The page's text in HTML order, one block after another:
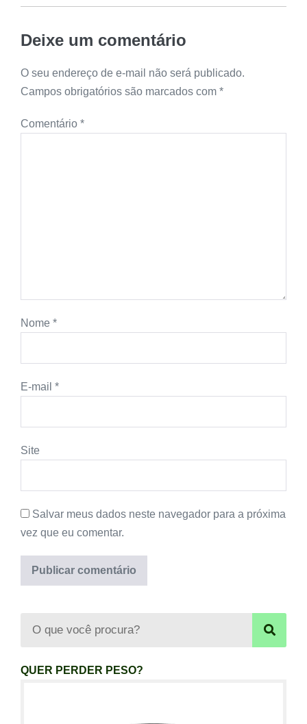
Deixe um comentário
O seu endereço de e-mail não será publicado.
Campos obrigatórios são marcados com *
Comentário *
Nome *
E-mail *
Site
Salvar meus dados neste navegador para a próxima
vez que eu comentar.
QUER PERDER PESO?